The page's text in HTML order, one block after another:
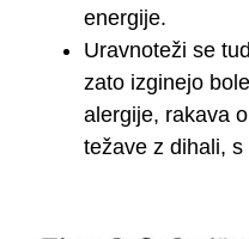
energije.
Uravnoteži se
zato izginejo
alergije, rakava
težave z dihali, s